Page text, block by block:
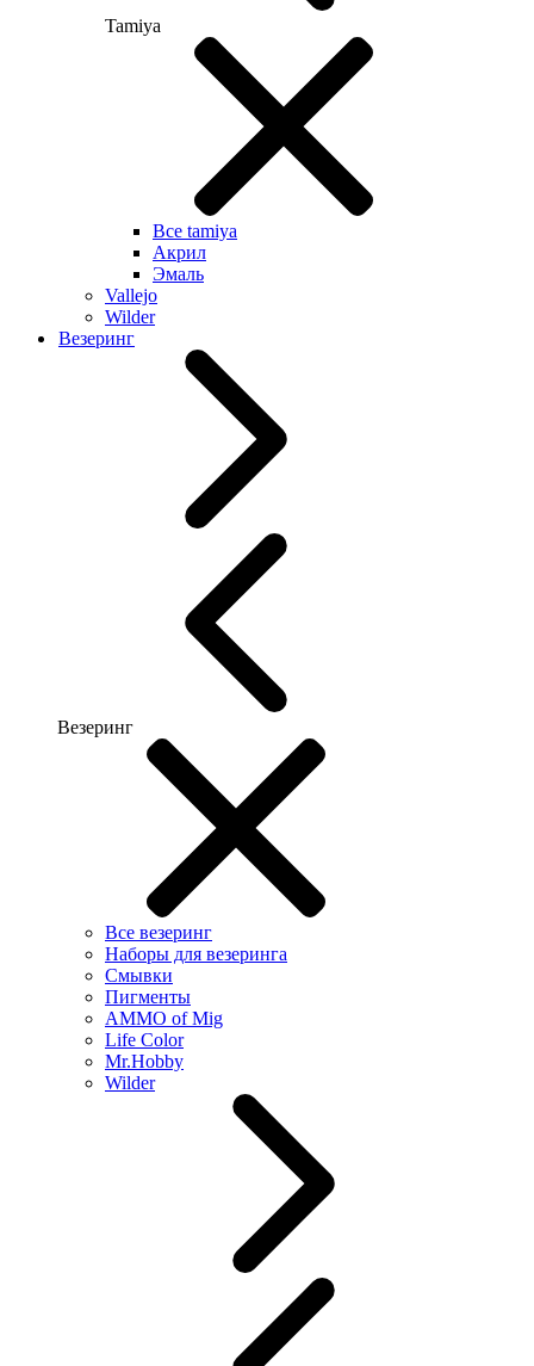
Tamiya
Все tamiya
Акрил
Эмаль
Vallejo
Wilder
Везеринг
Везеринг
Все везеринг
Наборы для везеринга
Смывки
Пигменты
AMMO of Mig
Life Color
Mr.Hobby
Wilder